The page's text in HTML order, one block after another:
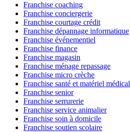
Franchise coaching
Franchise conciergerie
Franchise courtage crédit
Franchise dépannage informatique
Franchise événementiel
Franchise finance
Franchise magasin
Franchise ménage repassage
Franchise micro crèche
Franchise santé et matériel médical
Franchise senior
Franchise serrurerie
Franchise service animalier
Franchise soin à domicile
Franchise soutien scolaire